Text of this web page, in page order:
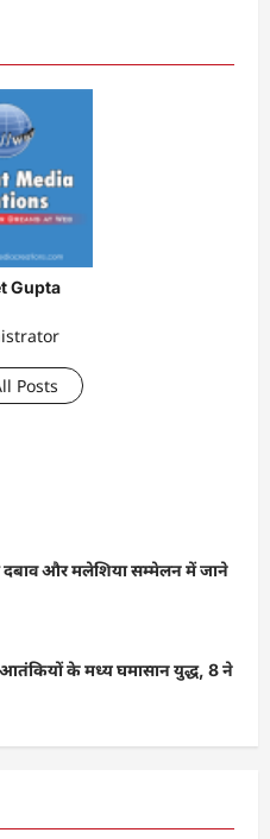
Gupta
Posts
दबाव और मलेशिया सम्‍मेलन में जाने
के मध्य घमासान युद्ध, 8 ने